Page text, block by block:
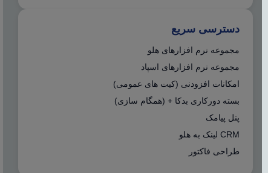
دسترسی سریع
مجموعه نرم افزارهای هلو
مجموعه نرم افزارهای اسپاد
امکانات افزودنی (کیت های عمومی)
بسته دورکاری بدکا + (همگام سازی)
پنل پیامک
CRM لینک به هلو
طراحی فاکتور